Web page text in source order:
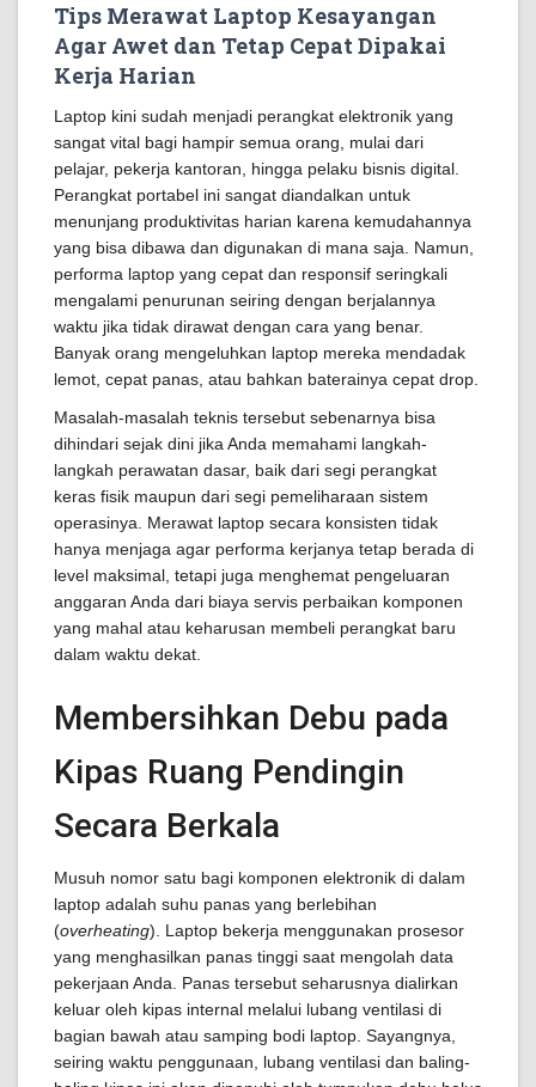
Tips Merawat Laptop Kesayangan
Agar Awet dan Tetap Cepat Dipakai
Kerja Harian
Laptop kini sudah menjadi perangkat elektronik yang
sangat vital bagi hampir semua orang, mulai dari
pelajar, pekerja kantoran, hingga pelaku bisnis digital.
Perangkat portabel ini sangat diandalkan untuk
menunjang produktivitas harian karena kemudahannya
yang bisa dibawa dan digunakan di mana saja. Namun,
performa laptop yang cepat dan responsif seringkali
mengalami penurunan seiring dengan berjalannya
waktu jika tidak dirawat dengan cara yang benar.
Banyak orang mengeluhkan laptop mereka mendadak
lemot, cepat panas, atau bahkan baterainya cepat drop.
Masalah-masalah teknis tersebut sebenarnya bisa
dihindari sejak dini jika Anda memahami langkah-
langkah perawatan dasar, baik dari segi perangkat
keras fisik maupun dari segi pemeliharaan sistem
operasinya. Merawat laptop secara konsisten tidak
hanya menjaga agar performa kerjanya tetap berada di
level maksimal, tetapi juga menghemat pengeluaran
anggaran Anda dari biaya servis perbaikan komponen
yang mahal atau keharusan membeli perangkat baru
dalam waktu dekat.
Membersihkan Debu pada
Kipas Ruang Pendingin
Secara Berkala
Musuh nomor satu bagi komponen elektronik di dalam
laptop adalah suhu panas yang berlebihan
(overheating). Laptop bekerja menggunakan prosesor
yang menghasilkan panas tinggi saat mengolah data
pekerjaan Anda. Panas tersebut seharusnya dialirkan
keluar oleh kipas internal melalui lubang ventilasi di
bagian bawah atau samping bodi laptop. Sayangnya,
seiring waktu penggunaan, lubang ventilasi dan baling-